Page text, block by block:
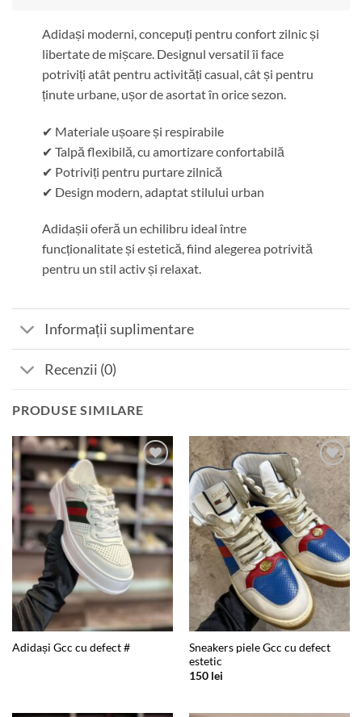
Adidași moderni, concepuți pentru confort zilnic și
libertate de mișcare. Designul versatil îi face
potriviți atât pentru activități casual, cât și pentru
ținute urbane, ușor de asortat în orice sezon.
✔ Materiale ușoare și respirabile
✔ Talpă flexibilă, cu amortizare confortabilă
✔ Potriviți pentru purtare zilnică
✔ Design modern, adaptat stilului urban
Adidașii oferă un echilibru ideal între
funcționalitate și estetică, fiind alegerea potrivită
pentru un stil activ și relaxat.
Informații suplimentare
Recenzii (0)
PRODUSE SIMILARE
Add to
wishlist
Adidași Gcc cu defect #
Add to
wishlist
Sneakers piele Gcc cu defect
estetic
150 lei